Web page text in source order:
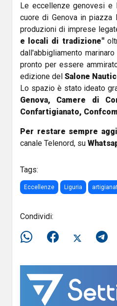
Le eccellenze genovesi e
cuore di Genova in piazza
produzioni di imprese
e locali di tradizione"
dall'abbigliamento
pronto per essere
edizione del Salone
Lo spazio è stato ideato
Genova, Camere di
Confartigianato,
Per restare sempre
canale Telenord, su
Tags:
Eccellenze Liguria
Condividi: